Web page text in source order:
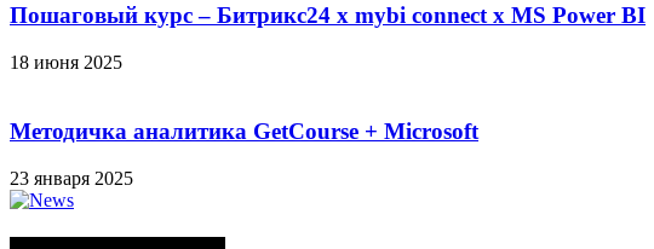
Пошаговый курс – Битрикс24 х mybi connect х MS Power BI
18 июня 2025
Методичка аналитика GetCourse + Microsoft
23 января 2025